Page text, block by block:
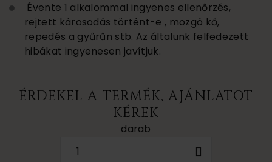
Évente 1 alkalommal ingyenes ellenőrzés,
rejtett károsodás történt-e , mozgó kő,
repedés a gyűrűn stb. Az általunk felfedezett
hibákat ingyenesen javítjuk.
ÉRDEKEL A TERMÉK, AJÁNLATOT
KÉREK
darab
1